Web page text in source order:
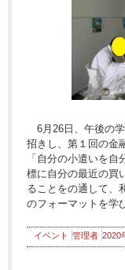
6月26日、午後の
招きし、第１回の金
「自分の小遣いを
標に自分の最近の買
ることをの通して、
のフォーマットを学
イベント 管理者 2020